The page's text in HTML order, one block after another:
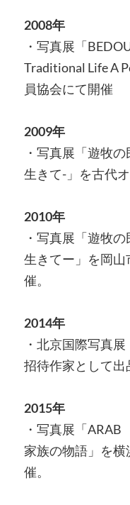
2008年
・写真展「
Traditional Life A
員協会にて開催
2009年
・写真展「遊牧
生きて-」を古代
2010年
・写真展「遊牧
生きてー」を岡
催。
2014年
・北京国際写真
招待作家として出
2015年
・写真展「
家族の物語」を
催。